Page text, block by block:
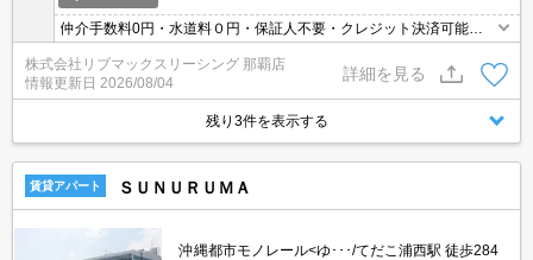
仲介手数料0円・水道料０円・保証人不要・クレジット決済可能・
人気の家具家電付き物件です(^^)/
株式会社リブマックスリーシング 那覇店
情報更新日 2026/08/04
詳細を見る
残り3件を表示する
賃貸アパート ＳＵＮＵＲＵＭＡ
沖縄都市モノレール<ゆ･･･/てだこ浦西駅 徒歩284